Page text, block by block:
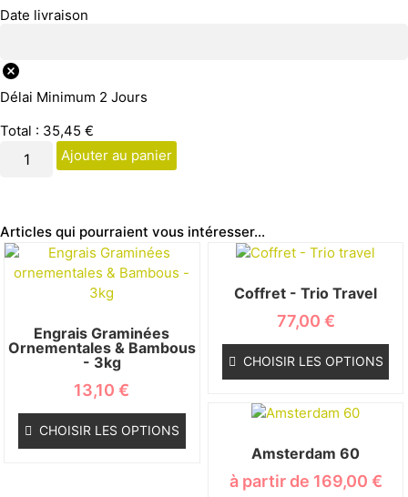
Date livraison
Délai Minimum 2 Jours
Total : 35,45 €
Ajouter au panier
Articles qui pourraient vous intéresser...
Engrais Graminées
Ornementales & Bambous
- 3kg
13,10€
CHOISIR LES OPTIONS
Coffret - Trio Travel
77,00 €
CHOISIR LES OPTIONS
Amsterdam 60
à partir de 169,00 €